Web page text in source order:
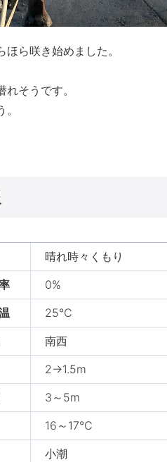
ら咲き始めました。
そうです。
晴れ時々くもり
0%
25℃
南西
2→1.5m
3～5m
16～17℃
小潮